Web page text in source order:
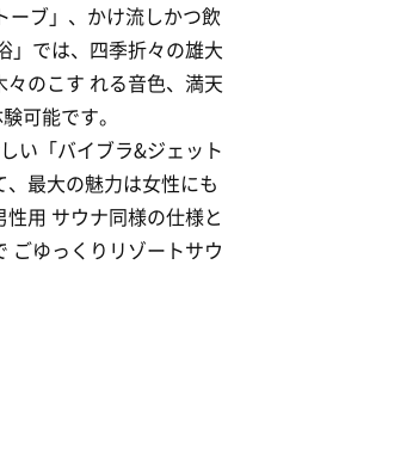
ブ」、かけ流しかつ飲
」では、四季折々の雄大
のこす れる音色、満天
可能です。
い「バイブラ&ジェット
最大の魅力は女性にも
用 サウナ同様の仕様と
ごゆっくりリゾートサウ